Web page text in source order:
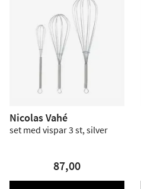
Nicolas Vahé
set med vispar 3 st, silver
87,00